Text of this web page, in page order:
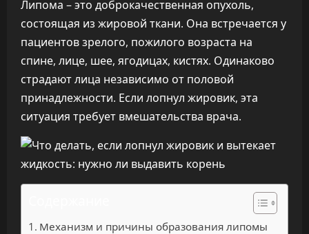
Липома – это доброкачественная опухоль,
состоящая из жировой ткани. Она встречается у
пациентов зрелого, пожилого возраста на
спине, лице, шее, ягодицах, кистях. Одинаково
страдают лица независимо от половой
принадлежности. Если лопнул жировик, эта
ситуация требует вмешательства врача.
Механизм и причины образования липомы